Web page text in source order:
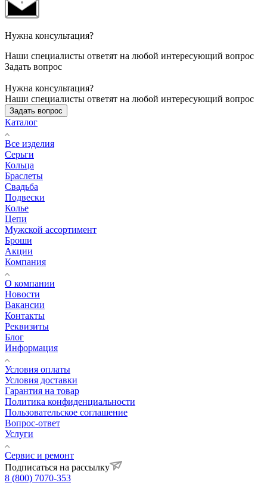
Нужна консультация?
Наши специалисты ответят на любой интересующий вопрос
Задать вопрос
Нужна консультация?
Наши специалисты ответят на любой интересующий вопрос
Задать вопрос
Каталог
Все изделия
Серьги
Кольца
Браслеты
Свадьба
Подвески
Колье
Цепи
Мужской ассортимент
Броши
Акции
Компания
О компании
Новости
Вакансии
Контакты
Реквизиты
Блог
Информация
Условия оплаты
Условия доставки
Гарантия на товар
Политика конфиденциальности
Пользовательское соглашение
Вопрос-ответ
Услуги
Сервис и ремонт
Подписаться на рассылку
8 (800) 7070-353